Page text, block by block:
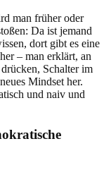
man früher oder
Da ist jemand
dort gibt es eine
– man erklärt, an
Schalter im
Mindset her.
und naiv und